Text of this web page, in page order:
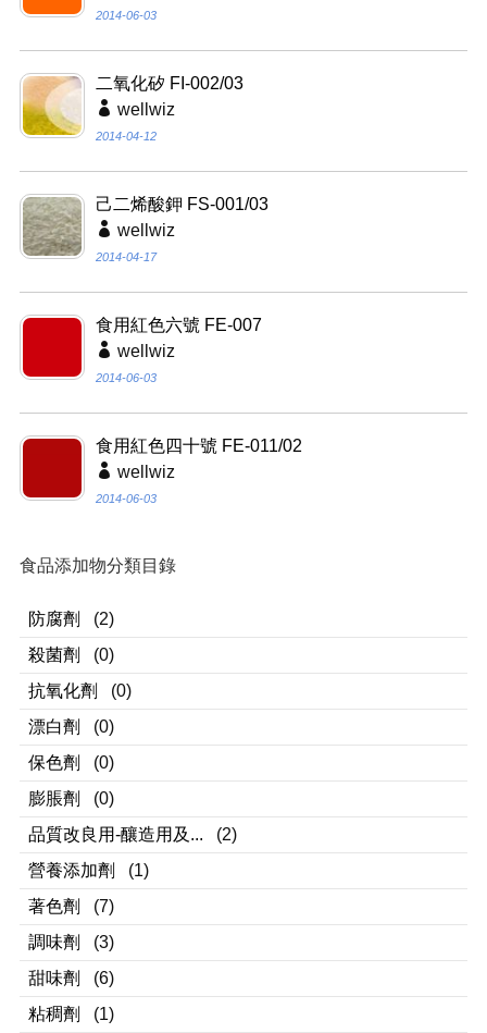
2014-06-03
二氧化矽 FI-002/03
wellwiz
2014-04-12
己二烯酸鉀 FS-001/03
wellwiz
2014-04-17
食用紅色六號 FE-007
wellwiz
2014-06-03
食用紅色四十號 FE-011/02
wellwiz
2014-06-03
食品添加物分類目錄
防腐劑
(2)
殺菌劑
(0)
抗氧化劑
(0)
漂白劑
(0)
保色劑
(0)
膨脹劑
(0)
品質改良用-釀造用及...
(2)
營養添加劑
(1)
著色劑
(7)
調味劑
(3)
甜味劑
(6)
粘稠劑
(1)